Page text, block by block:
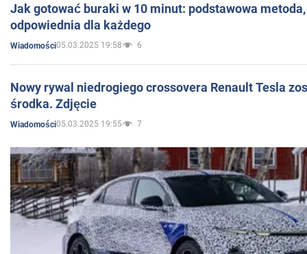
Jak gotować buraki w 10 minut: podstawowa
odpowiednia dla każdego
Wiadomości05.03.2025 19:58 6
Nowy rywal niedrogiego crossovera Renault Tesla
środka. Zdjęcie
Wiadomości05.03.2025 19:55 7